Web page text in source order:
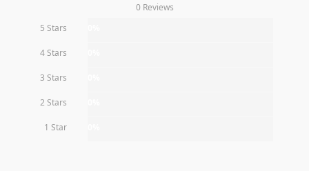
0 Reviews
5 Stars
4 Stars
3 Stars
2 Stars
1 Star